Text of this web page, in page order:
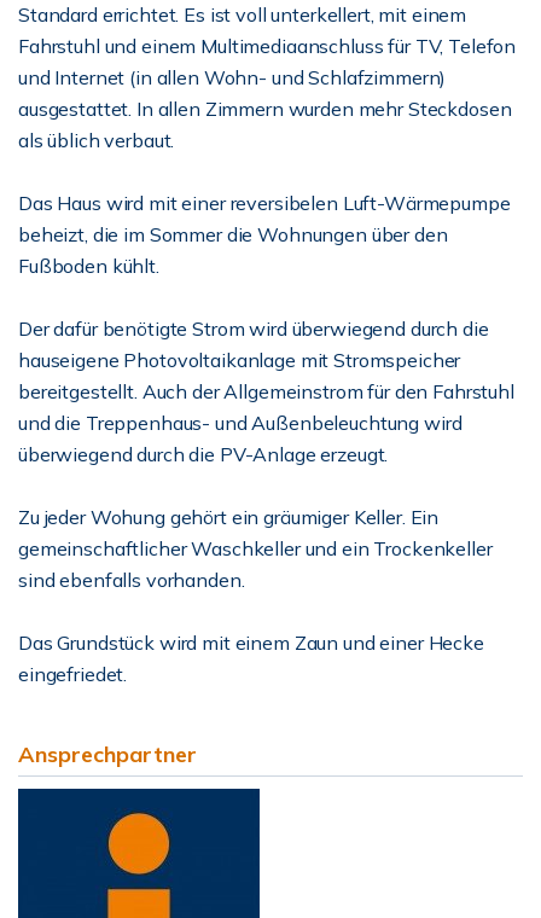
Standard errichtet. Es ist voll unterkellert, mit einem
Fahrstuhl und einem Multimediaanschluss für TV, Telefon
und Internet (in allen Wohn- und Schlafzimmern)
ausgestattet. In allen Zimmern wurden mehr Steckdosen
als üblich verbaut.
Das Haus wird mit einer reversibelen Luft-Wärmepumpe
beheizt, die im Sommer die Wohnungen über den
Fußboden kühlt.
Der dafür benötigte Strom wird überwiegend durch die
hauseigene Photovoltaikanlage mit Stromspeicher
bereitgestellt. Auch der Allgemeinstrom für den Fahrstuhl
und die Treppenhaus- und Außenbeleuchtung wird
überwiegend durch die PV-Anlage erzeugt.
Zu jeder Wohung gehört ein gräumiger Keller. Ein
gemeinschaftlicher Waschkeller und ein Trockenkeller
sind ebenfalls vorhanden.
Das Grundstück wird mit einem Zaun und einer Hecke
eingefriedet.
Ansprechpartner